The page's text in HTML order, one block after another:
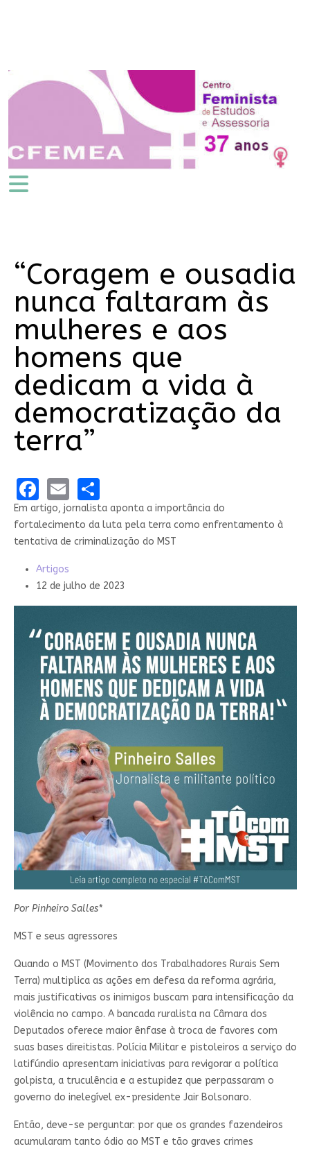
“Coragem e ousadia
nunca faltaram às
mulheres e aos
homens que
dedicam a vida à
democratização da
terra”
Facebook
EmailShare
Em artigo, jornalista aponta a importância do
fortalecimento da luta pela terra como enfrentamento à
tentativa de criminalização do MST
Artigos
12 de julho de 2023
Por Pinheiro Salles*
MST e seus agressores
Quando o MST (Movimento dos Trabalhadores Rurais Sem
Terra) multiplica as ações em defesa da reforma agrária,
mais justificativas os inimigos buscam para intensificação da
violência no campo. A bancada ruralista na Câmara dos
Deputados oferece maior ênfase à troca de favores com
suas bases direitistas. Polícia Militar e pistoleiros a serviço do
latifúndio apresentam iniciativas para revigorar a política
golpista, a truculência e a estupidez que perpassaram o
governo do inelegível ex-presidente Jair Bolsonaro.
Então, deve-se perguntar: por que os grandes fazendeiros
acumularam tanto ódio ao MST e tão graves crimes